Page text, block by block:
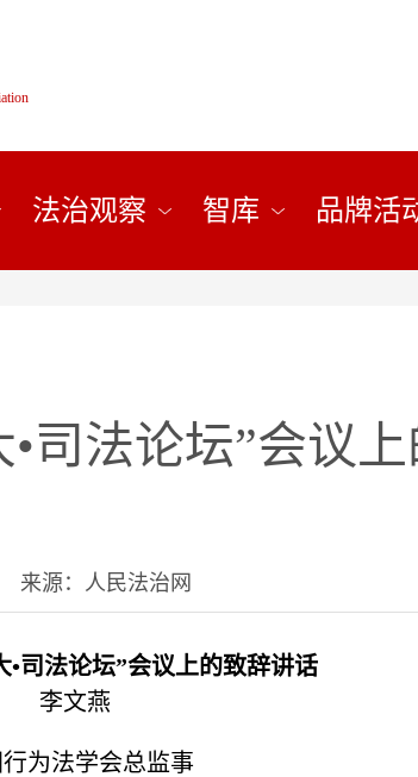
法治观察 智库 品牌活
司法论坛”会议
来源：人民法治网
•司法论坛”会议上的致辞讲话
李文燕
行为法学会总监事